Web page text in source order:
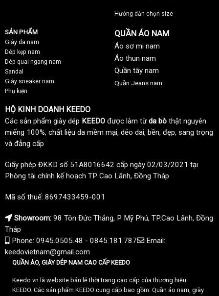
Hướng dẫn chọn size
SẢN PHẨM
Giày da nam
Dép kẹp nam
Dép quai ngang nam
Sandal
Giày sneaker nam
Phụ kiện
QUẦN ÁO NAM
Áo sơ mi nam
Áo thun nam
Quần tây nam
Quần Jeans nam
HỘ KINH DOANH KEEDO
Các sản phẩm giày dép KEEDO được làm từda bò thật nguyên
miếng 100%, chất liệu da mềm mại, dẻo dai, bền, đẹp, sang trọng
và đẳng cấp
Giấy phép ĐKKD số 51A8016642 cấp ngày 02/03/2021 tại
Phòng tài chính kế hoạch TP Cao Lãnh, Đồng Tháp
Mã số thuế: 8697433459-001
Showroom: 98 Tôn Đức Thắng, P Mỹ Phú, TP.Cao Lãnh, Đồng
Tháp
Phone: 0945.0505.48 - 0845.181.787
Email:
keedovietnam@gmail.com
QUẦN ÁO, GIÀY DÉP NAM CAO CẤP KEEDO
Keedo.vn là website bán lẻ thời trang cao cấp của thương hiệu
KEEDO. Các sản phẩm KEEDO cung cấp bao gồm: Quần áo nam, giày